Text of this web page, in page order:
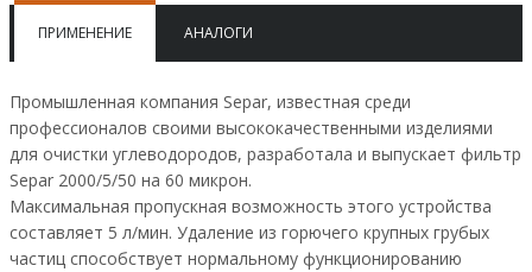
ПРИМЕНЕНИЕ АНАЛОГИ
Промышленная компания Separ, известная среди
профессионалов своими высококачественными изделиями
для очистки углеводородов, разработала и выпускает фильтр
Separ 2000/5/50 на 60 микрон.
Максимальная пропускная возможность этого устройства
составляет 5 л/мин. Удаление из горючего крупных грубых
частиц способствует нормальному функционированию